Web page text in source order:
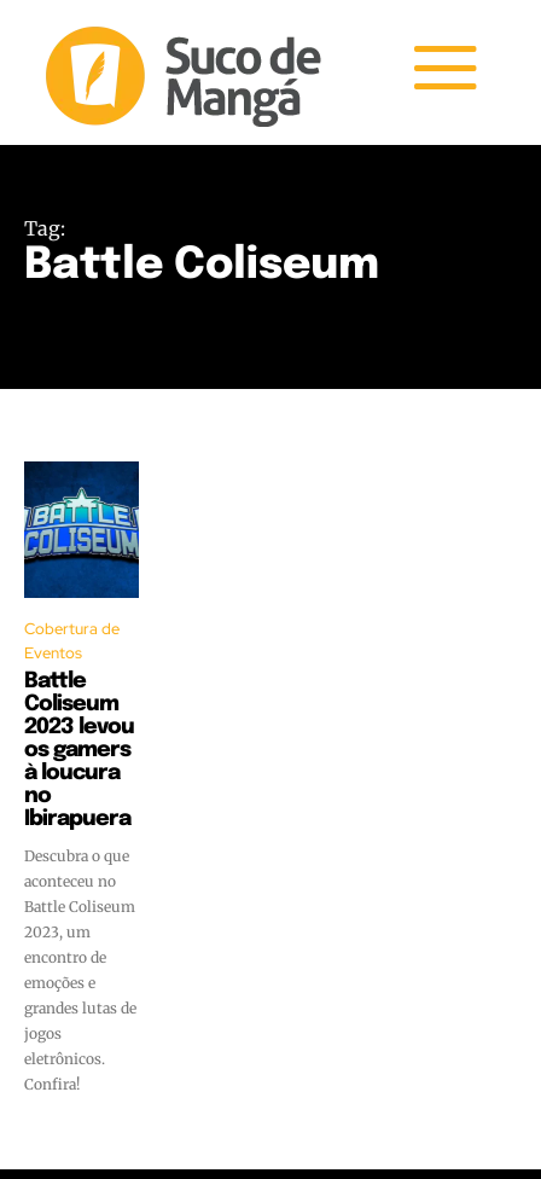
Tag:
Battle Coliseum
Cobertura de
Eventos
Battle
Coliseum
2023 levou
os gamers
à loucura
no
Ibirapuera
Descubra o que
aconteceu no
Battle Coliseum
2023, um
encontro de
emoções e
grandes lutas de
jogos
eletrônicos.
Confira!